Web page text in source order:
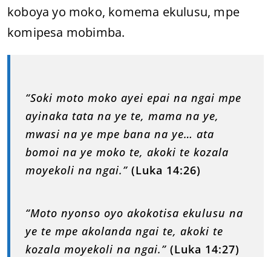
koboya yo moko, komema ekulusu, mpe
komipesa mobimba.
“Soki moto moko ayei epai na ngai mpe
ayinaka tata na ye te, mama na ye,
mwasi na ye mpe bana na ye… ata
bomoi na ye moko te, akoki te kozala
moyekoli na ngai.” (Luka 14:26)
“Moto nyonso oyo akokotisa ekulusu na
ye te mpe akolanda ngai te, akoki te
kozala moyekoli na ngai.” (Luka 14:27)